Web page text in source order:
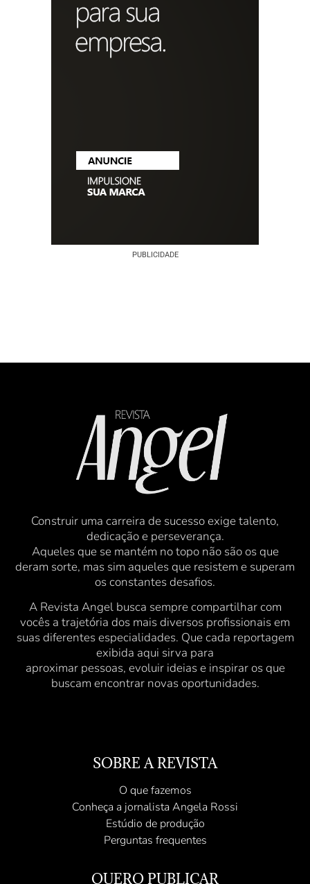
PUBLICIDADE
Construir uma carreira de sucesso exige talento,
dedicação e perseverança.
Aqueles que se mantém no topo não são os que
deram sorte, mas sim aqueles que resistem e superam
os constantes desafios.
A Revista Angel busca sempre compartilhar com
vocês a trajetória dos mais diversos profissionais em
suas diferentes especialidades. Que cada reportagem
exibida aqui sirva para
aproximar pessoas, evoluir ideias e inspirar os que
buscam encontrar novas oportunidades.
SOBRE A REVISTA
O que fazemos
Conheça a jornalista Angela Rossi
Estúdio de produção
Perguntas frequentes
QUERO PUBLICAR